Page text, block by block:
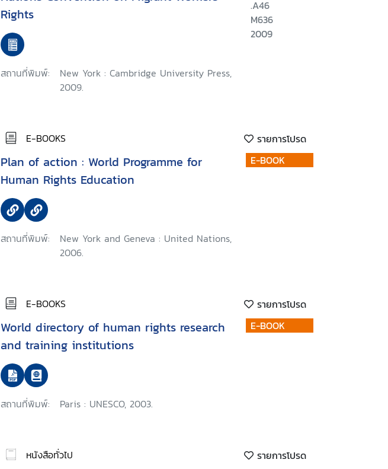
Rights
สถานที่พิมพ์:
New York : Cambridge University Press,
2009.
.A46
M636
2009
E-BOOKS รายการโปรด
Plan of action : World Programme for
Human Rights Education
สถานที่พิมพ์:
New York and Geneva : United Nations,
2006.
E-BOOK
E-BOOKS รายการโปรด
World directory of human rights research
and training institutions
สถานที่พิมพ์: Paris : UNESCO, 2003.
E-BOOK
หนังสือทั่วไป รายการโปรด